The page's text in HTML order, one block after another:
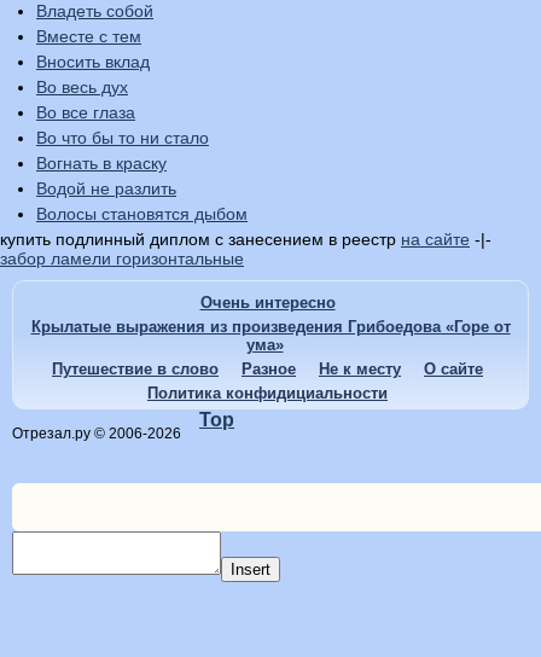
Владеть собой
Вместе с тем
Вносить вклад
Во весь дух
Во все глаза
Во что бы то ни стало
Вогнать в краску
Водой не разлить
Волосы становятся дыбом
купить подлинный диплом с занесением в реестр на сайте -|-
забор ламели горизонтальные
Очень интересно
Крылатые выражения из произведения Грибоедова «Горе от
ума»
Путешествие в слово
Разное Не к месту
О сайте
Политика конфидициальности
Отрезал.ру © 2006-2026
Top
Insert